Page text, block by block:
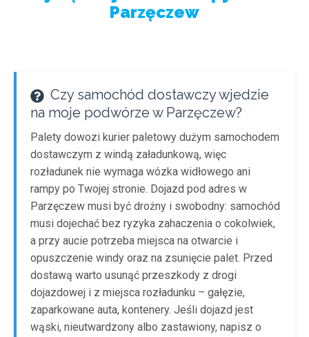
Parzęczew
Czy samochód dostawczy wjedzie
na moje podwórze w Parzęczew?
Palety dowozi kurier paletowy dużym samochodem
dostawczym z windą załadunkową, więc
rozładunek nie wymaga wózka widłowego ani
rampy po Twojej stronie. Dojazd pod adres w
Parzęczew musi być drożny i swobodny: samochód
musi dojechać bez ryzyka zahaczenia o cokolwiek,
a przy aucie potrzeba miejsca na otwarcie i
opuszczenie windy oraz na zsunięcie palet. Przed
dostawą warto usunąć przeszkody z drogi
dojazdowej i z miejsca rozładunku – gałęzie,
zaparkowane auta, kontenery. Jeśli dojazd jest
wąski, nieutwardzony albo zastawiony, napisz o